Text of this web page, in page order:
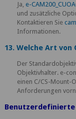
Ja, e-
und zusätzliche
Kontaktieren Sie
Informationen.
13. Welche Art
Der
Objektivhalter. e-
einen C/CS-Mount-
Anforderungen
Benutzerdefinierte